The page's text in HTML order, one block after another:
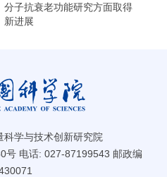
分子抗衰老功能研究方面取得
新进展
科学与技术创新研究院
号 电话: 027-87199543 邮政编